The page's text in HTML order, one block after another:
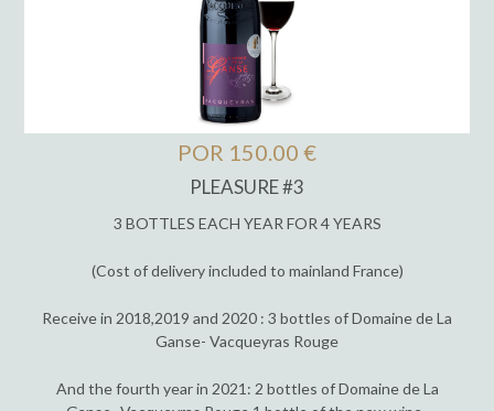
POR 150.00 €
PLEASURE #3
3 BOTTLES EACH YEAR FOR 4 YEARS
(Cost of delivery included to mainland France)
Receive in 2018,2019 and 2020 : 3 bottles of Domaine de La
Ganse- Vacqueyras Rouge
And the fourth year in 2021: 2 bottles of Domaine de La